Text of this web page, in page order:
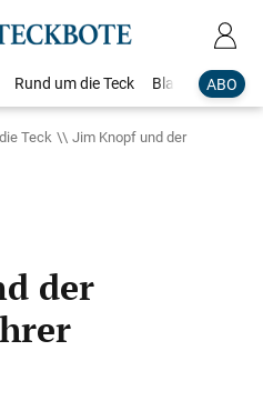
ABO
Rund um die Teck Blaulicht
Teck
Jim Knopf und der
der